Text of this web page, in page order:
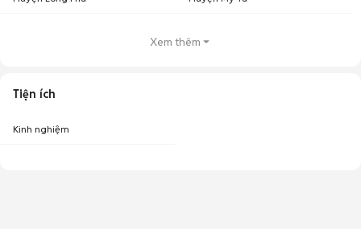
Xem thêm
Tiện ích
Kinh nghiệm